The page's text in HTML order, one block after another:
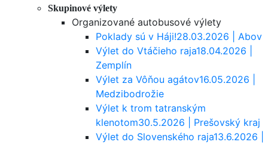
Skupinové výlety
Organizované autobusové výlety
Poklady sú v Háji!28.03.2026 | Abov
Výlet do Vtáčieho raja18.04.2026 |
Zemplín
Výlet za Vôňou agátov16.05.2026 |
Medzibodrožie
Výlet k trom tatranským
klenotom30.5.2026 | Prešovský kraj
Výlet do Slovenského raja13.6.2026 |